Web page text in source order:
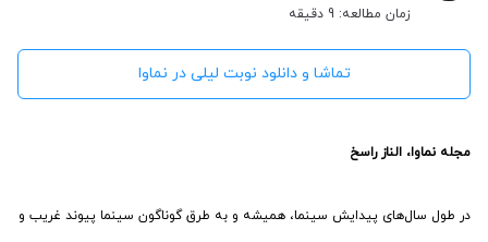
زمان مطالعه: 9 دقیقه
تماشا و دانلود نوبت لیلی در نماوا
مجله نماوا، الناز راسخ
در طول سال‌های پیدایش سینما، همیشه و به طرق گوناگون سینما پیوند غریب و